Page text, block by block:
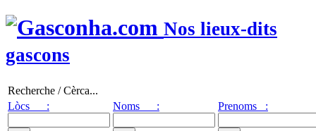
Nos lieux-dits
gascons
Recherche / Cèrca...
Lòcs :
Noms : Prenoms :